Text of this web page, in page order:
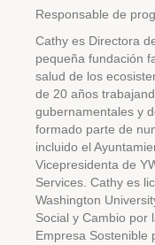
Responsable de
Cathy es Directora
pequeña fundación
salud de los
de 20 años
gubernamentales y
formado parte de
incluido el
Vicepresidenta de
Services. Cathy es
Washington
Social y Cambio por
Empresa Sostenible